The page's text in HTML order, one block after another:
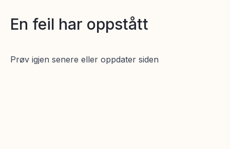
En feil har oppstått
Prøv igjen senere eller oppdater siden